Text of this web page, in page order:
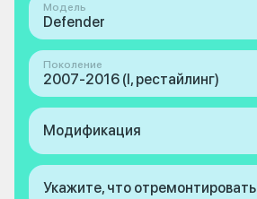
Модель
Defender
Поколение
2007-2016 (I, рестайлинг)
Модификация
Укажите, что отремонтировать